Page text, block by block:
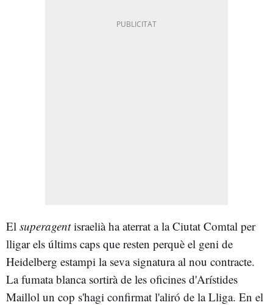
El superagentisraelià ha aterrat a la Ciutat Comtal per
lligar els últims caps que resten perquè el geni de
Heidelberg estampi la seva signatura al nou contracte.
La fumata blanca sortirà de les oficines d'Arístides
Maillol un cop s'hagi confirmat l'aliró de la Lliga. En el